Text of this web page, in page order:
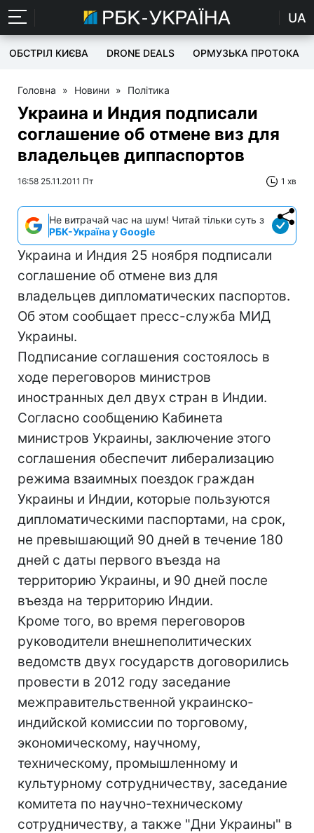
UA
ОБСТРІЛ КИЄВА DRONE DEALS ОРМУЗЬКА ПРОТОКА
Головна » Новини » Політика
Украина и Индия подписали
соглашение об отмене виз для
владельцев диппаспортов
16:58 25.11.2011 Пт 1 хв
Не витрачай час на шум! Читай тільки суть з
РБК-Україна у Google
Украина и Индия 25 ноября подписали
соглашение об отмене виз для
владельцев дипломатических паспортов.
Об этом сообщает пресс-служба МИД
Украины.
Подписание соглашения состоялось в
ходе переговоров министров
иностранных дел двух стран в Индии.
Согласно сообщению Кабинета
министров Украины, заключение этого
соглашения обеспечит либерализацию
режима взаимных поездок граждан
Украины и Индии, которые пользуются
дипломатическими паспортами, на срок,
не превышающий 90 дней в течение 180
дней с даты первого въезда на
территорию Украины, и 90 дней после
въезда на территорию Индии.
Кроме того, во время переговоров
руководители внешнеполитических
ведомств двух государств договорились
провести в 2012 году заседание
межправительственной украинско-
индийской комиссии по торговому,
экономическому, научному,
техническому, промышленному и
культурному сотрудничеству, заседание
комитета по научно-техническому
сотрудничеству, а также "Дни Украины" в